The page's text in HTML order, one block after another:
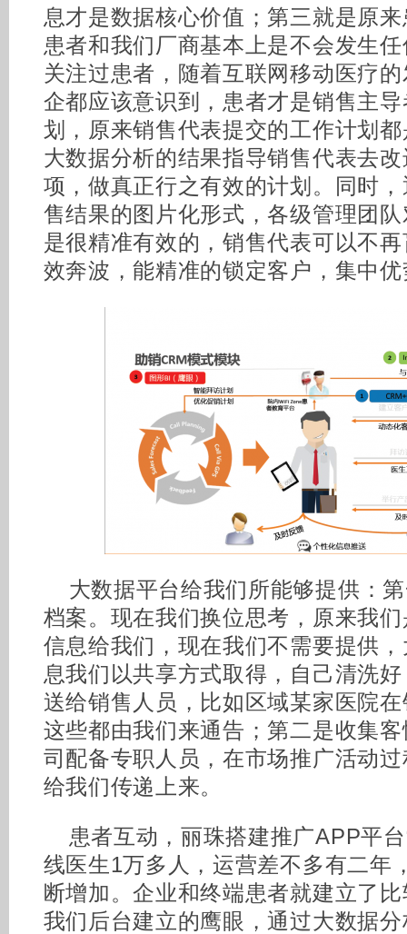
息才是数据核心价值；第三就是原
患者和我们厂商基本上是不会发生
关注过患者，随着互联网移动医疗
企都应该意识到，患者才是销售主
划，原来销售代表提交的工作计划
大数据分析的结果指导销售代表去
项，做真正行之有效的计划。同时
售结果的图片化形式，各级管理团
是很精准有效的，销售代表可以不
效奔波，能精准的锁定客户，集中
大数据平台给我们所能够提供：
档案。现在我们换位思考，原来我
信息给我们，现在我们不需要提供
息我们以共享方式取得，自己清洗
送给销售人员，比如区域某家医院
这些都由我们来通告；第二是收集
司配备专职人员，在市场推广活动
给我们传递上来。
患者互动，丽珠搭建推广APP平
线医生1万多人，运营差不多有二年
断增加。企业和终端患者就建立了
我们后台建立的鹰眼，通过大数据